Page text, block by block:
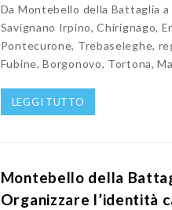
Da Montebello della Battaglia a
Savignano Irpino, Chirignago,
Pontecurone, Trebaseleghe,
Fubine, Borgonovo, Tortona,
LEGGI TUTTO
Montebello della
Organizzare l’identità